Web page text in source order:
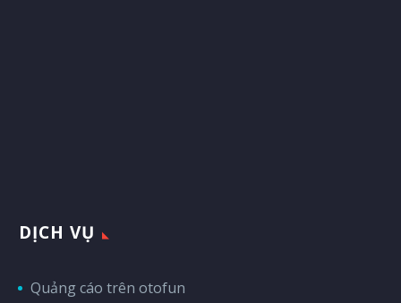
DỊCH VỤ
Quảng cáo trên otofun